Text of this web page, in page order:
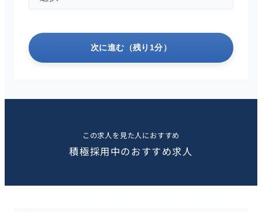
次に進む（残り1分）
この求人を見た人におすすめ
積極採用中のおすすめ求人